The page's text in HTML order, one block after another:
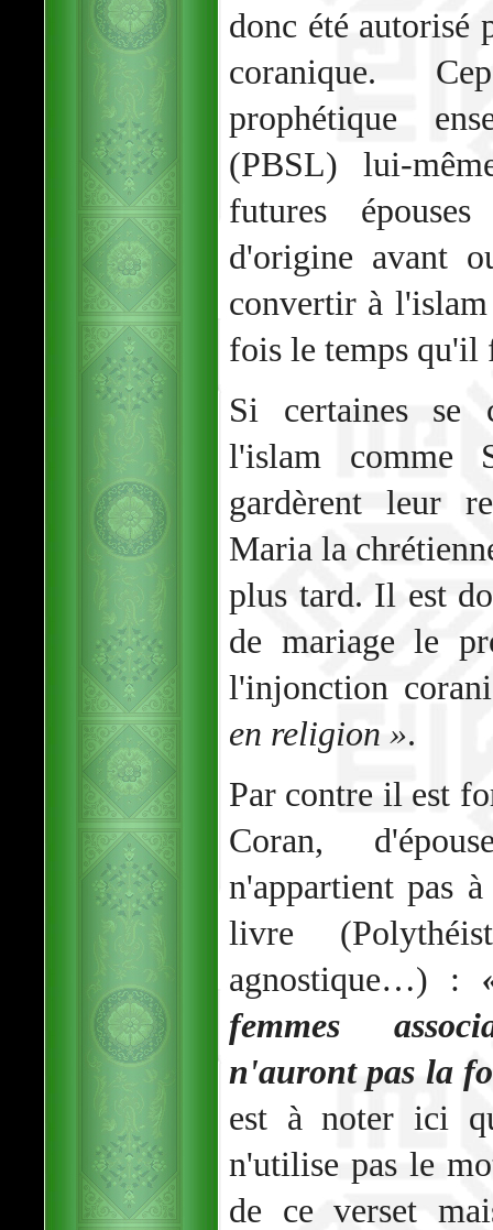
donc été autorisé
coranique.
prophétique
(PBSL) lui-
futures
d'origine avant
convertir à l'islam
fois le temps qu'il
Si certaines se
l'islam comme
gardèrent leur
Maria la
plus tard. Il est
de mariage le
l'injonction
en religion ».
Par contre il est
Coran,
n'appartient pas
livre
agnostique…) :
femmes
n'auront pas la
est à noter ici
n'utilise pas le
de ce verset